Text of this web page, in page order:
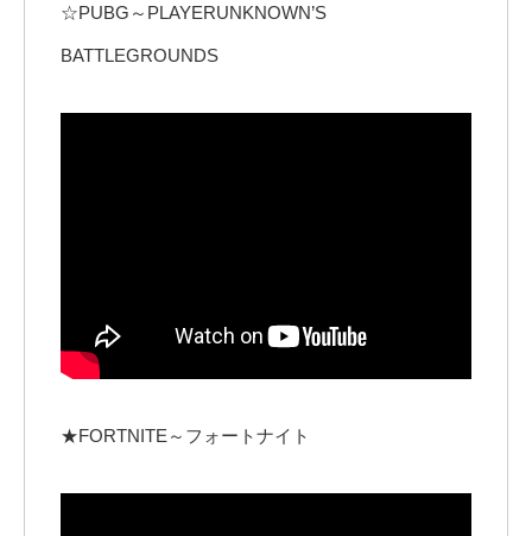
☆PUBG～PLAYERUNKNOWN’S
BATTLEGROUNDS
★FORTNITE～フォートナイト